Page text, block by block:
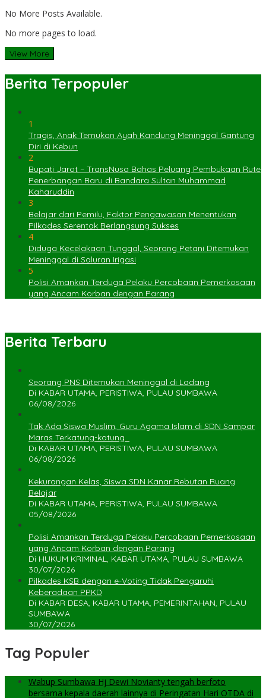
No More Posts Available.
No more pages to load.
View More
Berita Terpopuler
1
Tragis, Anak Temukan Ayah Kandung Meninggal Gantung
Diri di Kebun
2
Bupati Jarot – TransNusa Bahas Peluang Pembukaan Rute
Penerbangan Baru di Bandara Sultan Muhammad
Kaharuddin
3
Belajar dari Pemilu, Faktor Pengawasan Menentukan
Pilkades Serentak Berlangsung Sukses
4
Diduga Kecelakaan Tunggal, Seorang Petani Ditemukan
Meninggal di Saluran Irigasi
5
Polisi Amankan Terduga Pelaku Percobaan Pemerkosaan
yang Ancam Korban dengan Parang
Berita Terbaru
Seorang PNS Ditemukan Meninggal di Ladang
Di KABAR UTAMA, PERISTIWA, PULAU SUMBAWA
06/08/2026
Tak Ada Siswa Muslim, Guru Agama Islam di SDN Sampar
Maras Terkatung-katung ‎
Di KABAR UTAMA, PERISTIWA, PULAU SUMBAWA
06/08/2026
Kekurangan Kelas, Siswa SDN Kanar Rebutan Ruang
Belajar
Di KABAR UTAMA, PERISTIWA, PULAU SUMBAWA
05/08/2026
Polisi Amankan Terduga Pelaku Percobaan Pemerkosaan
yang Ancam Korban dengan Parang
Di HUKUM KRIMINAL, KABAR UTAMA, PULAU SUMBAWA
30/07/2026
Pilkades KSB dengan e-Voting Tidak Pengaruhi
Keberadaan PPKD
Di KABAR DESA, KABAR UTAMA, PEMERINTAHAN, PULAU
SUMBAWA
30/07/2026
Tag Populer
Wabup Sumbawa Hj Dewi Novianty tengah berfoto
bersama kepala daerah lainnya di Peringatan Hari OTDA di